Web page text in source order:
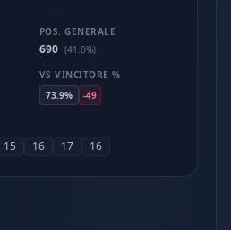
POS. GENERALE
690 (41.0%)
VS VINCITORE %
73.9%
-49
15 16 17 16